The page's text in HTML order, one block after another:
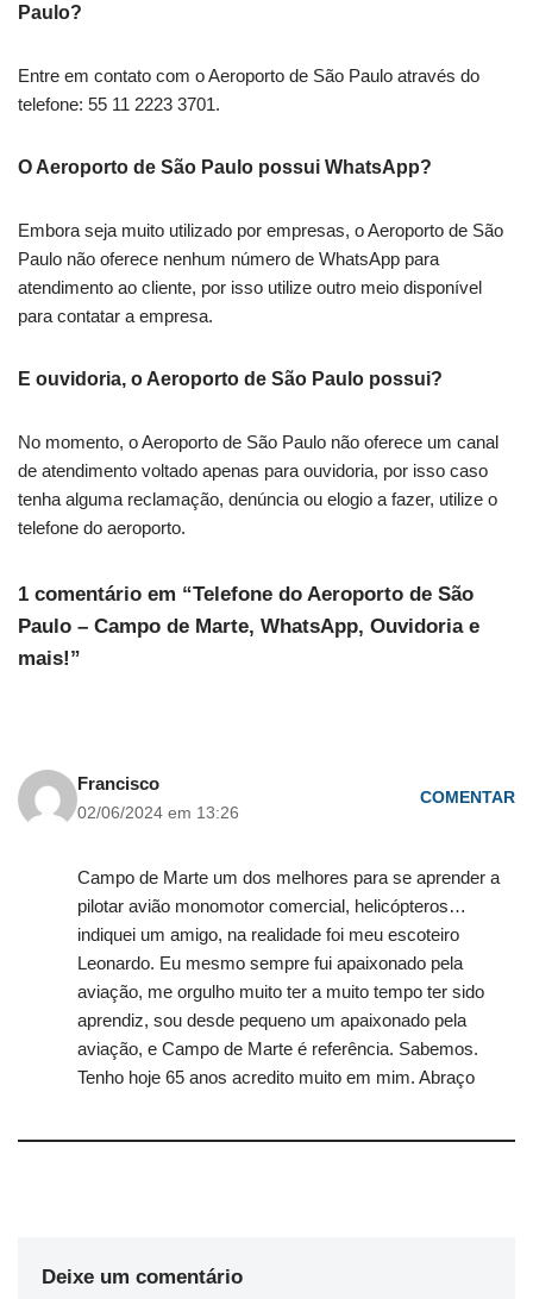
Paulo?
Entre em contato com o Aeroporto de São Paulo através do
telefone: 55 11 2223 3701.
O Aeroporto de São Paulo possui WhatsApp?
Embora seja muito utilizado por empresas, o Aeroporto de São
Paulo não oferece nenhum número de WhatsApp para
atendimento ao cliente, por isso utilize outro meio disponível
para contatar a empresa.
E ouvidoria, o Aeroporto de São Paulo possui?
No momento, o Aeroporto de São Paulo não oferece um canal
de atendimento voltado apenas para ouvidoria, por isso caso
tenha alguma reclamação, denúncia ou elogio a fazer, utilize o
telefone do aeroporto.
1 comentário em “Telefone do Aeroporto de São
Paulo – Campo de Marte, WhatsApp, Ouvidoria e
mais!”
Francisco
02/06/2024 em 13:26
COMENTAR
Campo de Marte um dos melhores para se aprender a
pilotar avião monomotor comercial, helicópteros…
indiquei um amigo, na realidade foi meu escoteiro
Leonardo. Eu mesmo sempre fui apaixonado pela
aviação, me orgulho muito ter a muito tempo ter sido
aprendiz, sou desde pequeno um apaixonado pela
aviação, e Campo de Marte é referência. Sabemos.
Tenho hoje 65 anos acredito muito em mim. Abraço
Deixe um comentário